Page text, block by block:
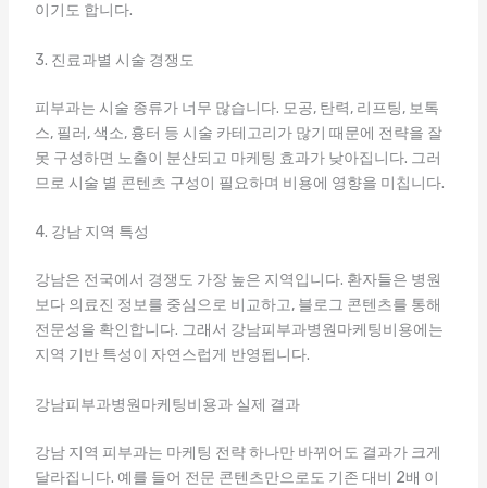
이기도 합니다.
3. 진료과별 시술 경쟁도
피부과는 시술 종류가 너무 많습니다. 모공, 탄력, 리프팅, 보톡
스, 필러, 색소, 흉터 등 시술 카테고리가 많기 때문에 전략을 잘
못 구성하면 노출이 분산되고 마케팅 효과가 낮아집니다. 그러
므로 시술 별 콘텐츠 구성이 필요하며 비용에 영향을 미칩니다.
4. 강남 지역 특성
강남은 전국에서 경쟁도 가장 높은 지역입니다. 환자들은 병원
보다 의료진 정보를 중심으로 비교하고, 블로그 콘텐츠를 통해
전문성을 확인합니다. 그래서 강남피부과병원마케팅비용에는
지역 기반 특성이 자연스럽게 반영됩니다.
강남피부과병원마케팅비용과 실제 결과
강남 지역 피부과는 마케팅 전략 하나만 바뀌어도 결과가 크게
달라집니다. 예를 들어 전문 콘텐츠만으로도 기존 대비 2배 이